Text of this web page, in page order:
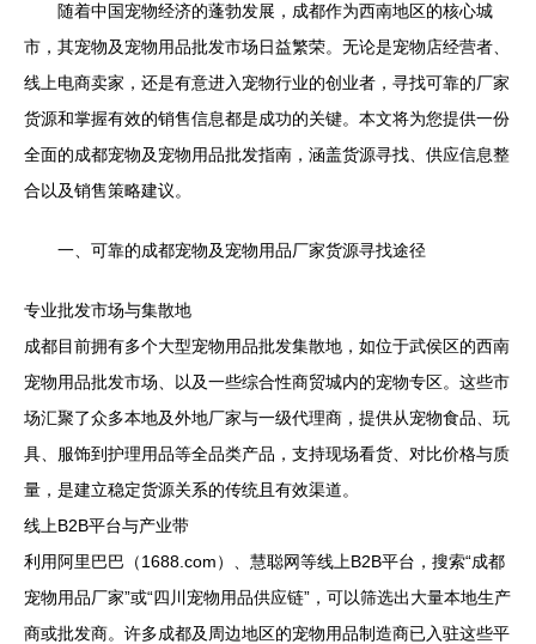
随着中国宠物经济的蓬勃发展，成都作为西南地区的核心城
市，其宠物及宠物用品批发市场日益繁荣。无论是宠物店经营者、
线上电商卖家，还是有意进入宠物行业的创业者，寻找可靠的厂家
货源和掌握有效的销售信息都是成功的关键。本文将为您提供一份
全面的成都宠物及宠物用品批发指南，涵盖货源寻找、供应信息整
合以及销售策略建议。
一、可靠的成都宠物及宠物用品厂家货源寻找途径
专业批发市场与集散地
成都目前拥有多个大型宠物用品批发集散地，如位于武侯区的西南
宠物用品批发市场、以及一些综合性商贸城内的宠物专区。这些市
场汇聚了众多本地及外地厂家与一级代理商，提供从宠物食品、玩
具、服饰到护理用品等全品类产品，支持现场看货、对比价格与质
量，是建立稳定货源关系的传统且有效渠道。
线上B2B平台与产业带
利用阿里巴巴（1688.com）、慧聪网等线上B2B平台，搜索“成都
宠物用品厂家”或“四川宠物用品供应链”，可以筛选出大量本地生产
商或批发商。许多成都及周边地区的宠物用品制造商已入驻这些平